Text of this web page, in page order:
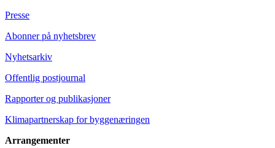
Presse
Abonner på nyhetsbrev
Nyhetsarkiv
Offentlig postjournal
Rapporter og publikasjoner
Klimapartnerskap for byggenæringen
Arrangementer